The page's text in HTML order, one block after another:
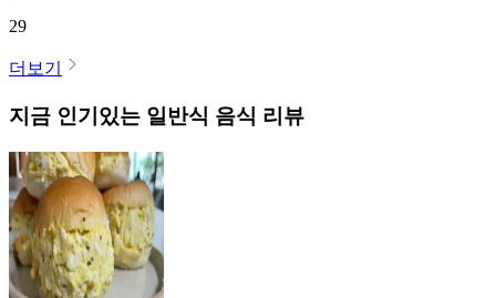
29
더보기
지금 인기있는 일반식 음식 리뷰